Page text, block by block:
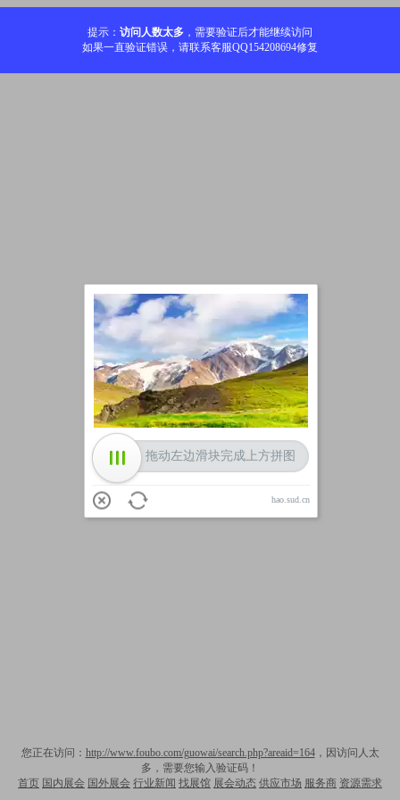
提示： 访问人数太多 ，需要验证后才能继续访问
如果一直验证错误，请联系客服QQ154208694修复
您正在访问： http://www.foubo.com/guowai/search.php?areaid=164，因访问人太
多，需要您输入验证码！
首页 国内展会 国外展会 行业新闻 找展馆 展会动态 供应市场 服务商 资源需求
加载中
拖动左边滑块完成上方拼图
hao.sud.cn